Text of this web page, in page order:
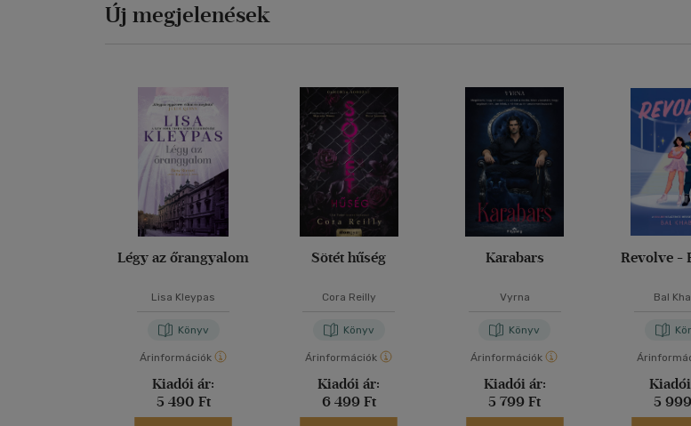
Új megjelenések
Légy az őrangyalom
Lisa Kleypas
Könyv
Árinformációk
Kiadói ár:
5 490 Ft
Sötét hűség
Cora Reilly
Könyv
Árinformációk
Kiadói ár:
6 499 Ft
Karabars
Vyrna
Könyv
Árinformációk
Kiadói ár:
5 799 Ft
Revolve -
Bal
5